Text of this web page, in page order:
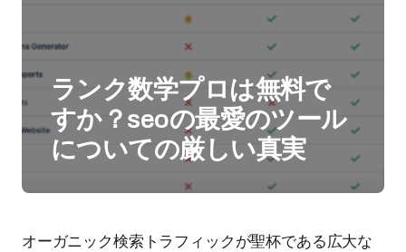
ランク数学プロは無料で
すか？seoの最愛のツール
についての厳しい真実
オーガニック検索トラフィックが聖杯である広大な